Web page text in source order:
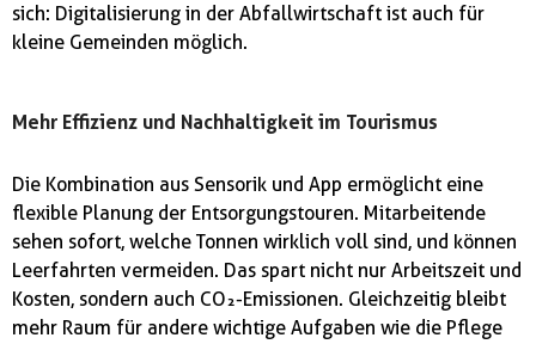
sich: Digitalisierung in der Abfallwirtschaft ist auch für
kleine Gemeinden möglich.
Mehr Effizienz und Nachhaltigkeit im Tourismus
Die Kombination aus Sensorik und App ermöglicht eine
flexible Planung der Entsorgungstouren. Mitarbeitende
sehen sofort, welche Tonnen wirklich voll sind, und können
Leerfahrten vermeiden. Das spart nicht nur Arbeitszeit und
Kosten, sondern auch CO₂-Emissionen. Gleichzeitig bleibt
mehr Raum für andere wichtige Aufgaben wie die Pflege